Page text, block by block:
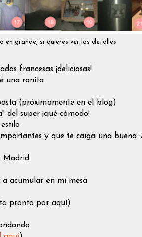
en grande, si quieres ver los detalles
francesas ¡deliciosas!
una ranita
(próximamente en el blog)
del super ¡qué cómodo!
y que te caiga una buena
Madrid
acumular en mi mesa
pronto por aquí)